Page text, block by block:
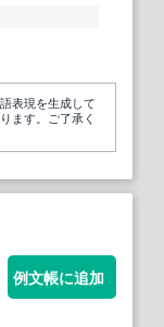
表現を生成して
ます。ご了承く
例文帳に追加